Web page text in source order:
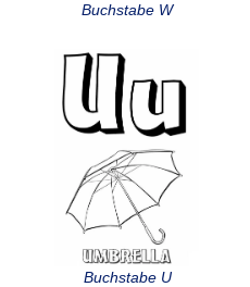
Buchstabe W
Buchstabe U